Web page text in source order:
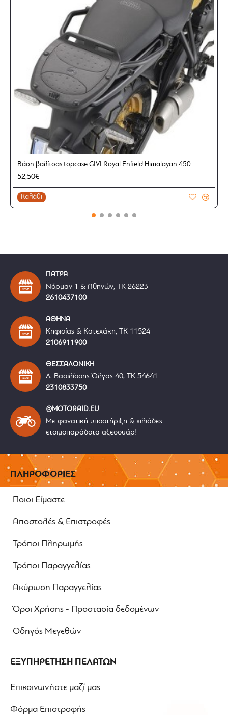
Βάση βαλίτσας topcase GIVI Royal Enfield Himalayan 450
52,50€
Καλάθι
ΠΑΤΡΑ
Νόρμαν 1 & Αθηνών, ΤΚ 26223
2610437100
ΑΘΗΝΑ
Κηφισίας & Κατεχάκη, ΤΚ 11524
2106911900
ΘΕΣΣΑΛΟΝΙΚΗ
Λ. Βασιλίσσης Όλγας 40, ΤΚ 54641
2310833750
@MOTORAID.EU
Με φανατική υποστήριξη & χιλιάδες
ετοιμοπαράδοτα αξεσουάρ!
ΠΛΗΡΟΦΟΡΙΕΣ
Ποιοι Είμαστε
Αποστολές & Επιστροφές
Τρόποι Πληρωμής
Τρόποι Παραγγελίας
Ακύρωση Παραγγελίας
Όροι Χρήσης - Προστασία δεδομένων
Οδηγός Μεγεθών
ΕΞΥΠΗΡΕΤΗΣΗ ΠΕΛΑΤΩΝ
Επικοινωνήστε μαζί μας
Φόρμα Επιστροφής